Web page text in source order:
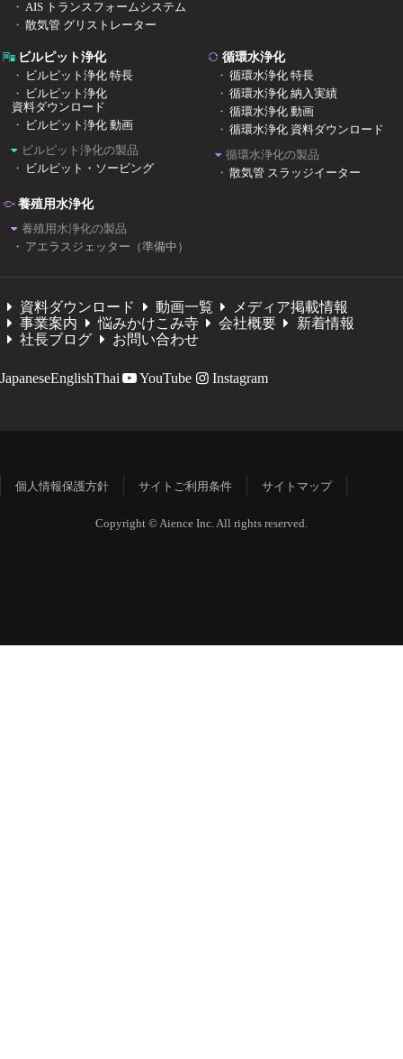
AIS トランスフォームシステム
散気管 グリストレーター
ビルピット浄化
ビルピット浄化 特長
ビルピット浄化
資料ダウンロード
ビルピット浄化 動画
ビルピット浄化の製品
ビルピット・ソービング
循環水浄化
循環水浄化 特長
循環水浄化 納入実績
循環水浄化 動画
循環水浄化 資料ダウンロード
循環水浄化の製品
散気管 スラッジイーター
養殖用水浄化
養殖用水浄化の製品
アエラスジェッター（準備中）
資料ダウンロード 動画一覧
メディア掲載情報
事業案内
悩みかけこみ寺 会社概要
新着情報
社長ブログ
お問い合わせ
JapaneseEnglishThai YouTube Instagram
個人情報保護方針 サイトご利用条件 サイトマップ
Copyright © Aience Inc. All rights reserved.